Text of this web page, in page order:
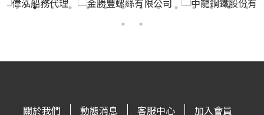
關於我們 動態消息 客服中心
加入會員